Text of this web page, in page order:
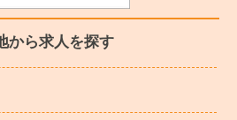
から求人を探す